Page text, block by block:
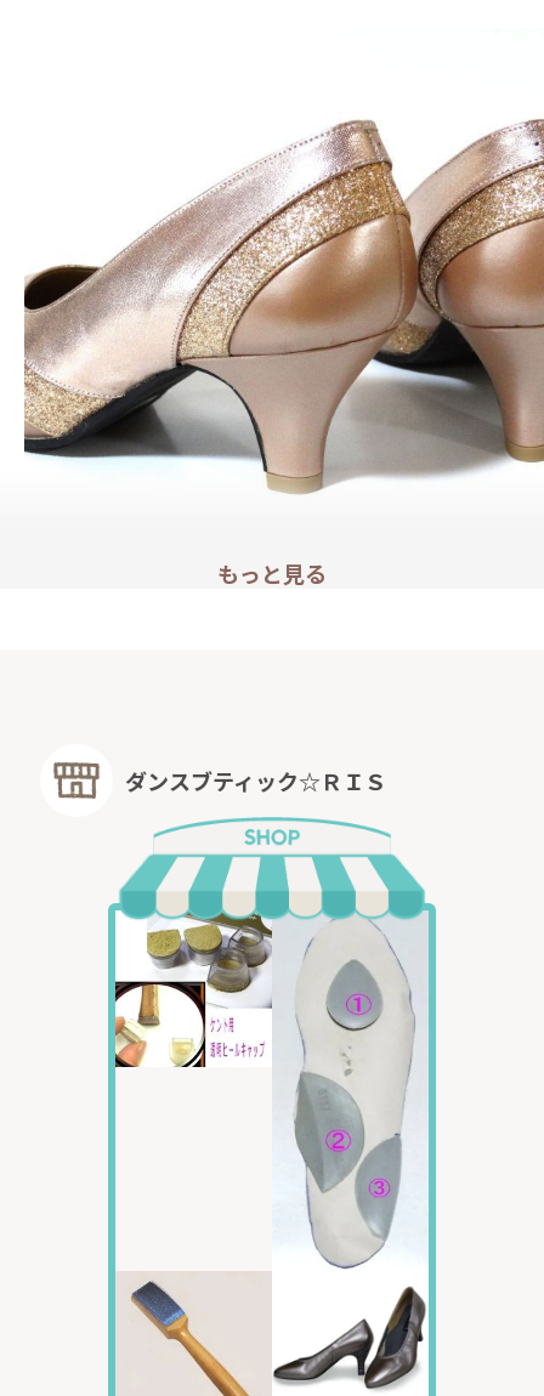
※オーダー品は 郵便振替か銀行振込の前払い
オーダーについてくわしくはこちらから
もっと大きな26cmシューズはケントで販売しています。
大きなサイズのシューズをご希望の方はケント スタン
もっと見る
ダンスブティック☆ＲＩＳ